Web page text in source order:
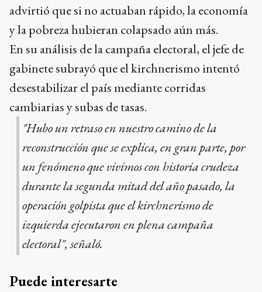
advirtió que si no actuaban rápido, la economía
y la pobreza hubieran colapsado aún más.
En su análisis de la campaña electoral, el jefe de
gabinete subrayó que el kirchnerismo intentó
desestabilizar el país mediante corridas
cambiarias y subas de tasas.
"Hubo un retraso en nuestro camino de la
reconstrucción que se explica, en gran parte, por
un fenómeno que vivimos con historia crudeza
durante la segunda mitad del año pasado, la
operación golpista que el kirchnerismo de
izquierda ejecutaron en plena campaña
electoral", señaló.
Puede interesarte